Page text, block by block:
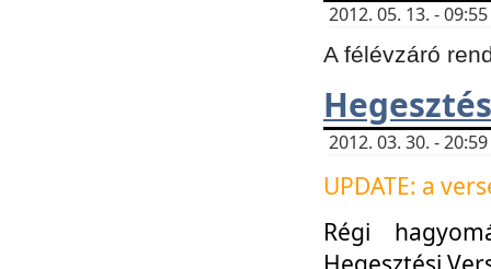
2012. 05. 13. -
A félévzáró
2012. 03. 30. -
UPDATE: a
Régi